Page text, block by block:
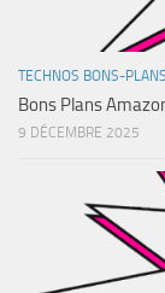
TECHNOS BONS-PLANS
Bons Plans
9 DÉCEMBRE 2025